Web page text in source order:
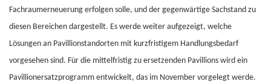
Fachraumerneuerung erfolgen solle, und der gegenwärtige Sachstand zu
diesen Bereichen dargestellt. Es werde weiter aufgezeigt, welche
Lösungen an Pavillionstandorten mit kurzfristigem Handlungsbedarf
vorgesehen sind. Für die mittelfristig zu ersetzenden Pavillions wird ein
Pavillionersatzprogramm entwickelt, das im November vorgelegt werde.